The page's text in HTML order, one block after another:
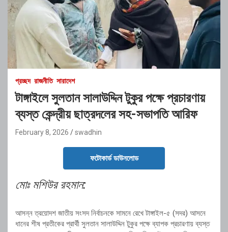
প্রচ্ছদ রাজনীতি সারাদেশ
টাঙ্গাইলে সুলতান সালাউদ্দিন টুকুর পক্ষে প্রচারণায়
ব্যস্ত কেন্দ্রীয় ছাত্রদলের সহ-সভাপতি আরিফ
February 8, 2026 swadhin
ফটোকার্ড ডাউনলোড
মোঃ মশিউর রহমান:
আসন্ন ত্রয়োদশ জাতীয় সংসদ নির্বাচনকে সামনে রেখে টাঙ্গাইল-৫ (সদর) আসনে
ধানের শীষ প্রতীকের প্রার্থী সুলতান সালাউদ্দিন টুকুর পক্ষে ব্যাপক প্রচারণায় ব্যস্ত